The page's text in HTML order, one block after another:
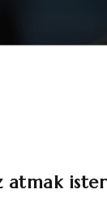
atmak ister